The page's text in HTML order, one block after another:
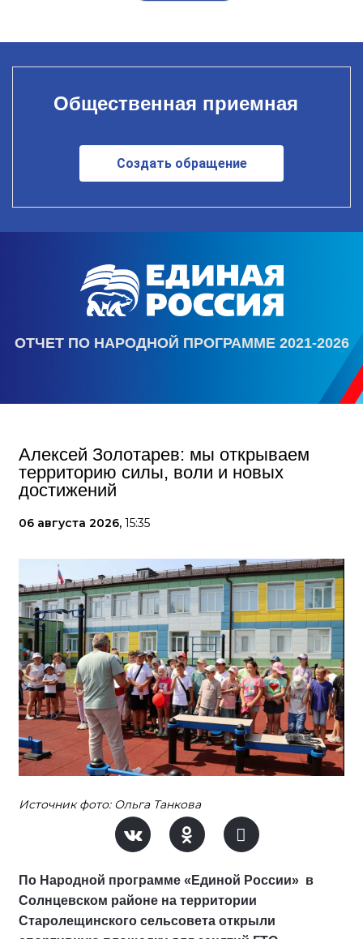
Общественная приемная
Создать обращение
ОТЧЕТ ПО НАРОДНОЙ ПРОГРАММЕ 2021-2026
Алексей Золотарев: мы открываем
территорию силы, воли и новых
достижений
06 августа 2026, 15:35
Источник фото: Ольга Танкова
По Народной программе «Единой России» в
Солнцевском районе на территории
Старолещинского сельсовета открыли